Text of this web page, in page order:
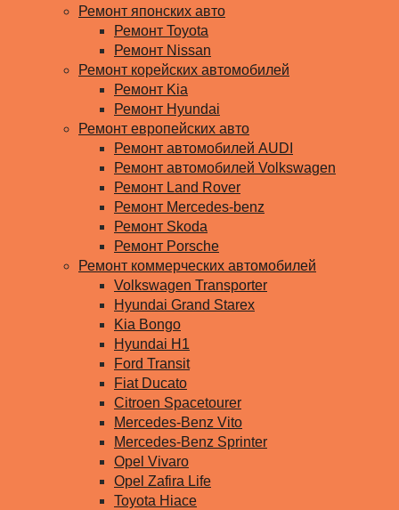
Ремонт японских авто
Ремонт Toyota
Ремонт Nissan
Ремонт корейских автомобилей
Ремонт Kia
Ремонт Hyundai
Ремонт европейских авто
Ремонт автомобилей AUDI
Ремонт автомобилей Volkswagen
Ремонт Land Rover
Ремонт Mercedes-benz
Ремонт Skoda
Ремонт Porsche
Ремонт коммерческих автомобилей
Volkswagen Transporter
Hyundai Grand Starex
Kia Bongo
Hyundai H1
Ford Transit
Fiat Ducato
Citroen Spacetourer
Mercedes-Benz Vito
Mercedes-Benz Sprinter
Opel Vivaro
Opel Zafira Life
Toyota Hiace